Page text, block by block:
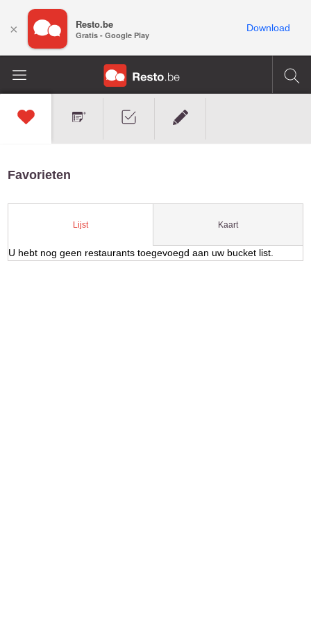
Favorieten
Lijst Kaart
U hebt nog geen restaurants toegevoegd aan uw bucket list.
× Resto.be
Gratis - Google Play
Download